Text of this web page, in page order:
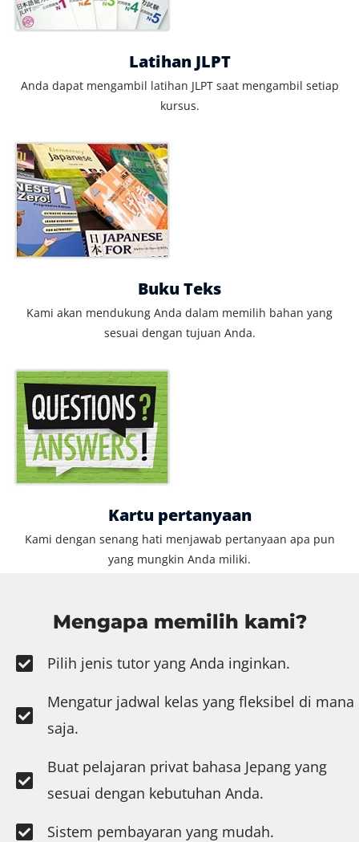
Latihan JLPT
Anda dapat mengambil latihan JLPT saat mengambil setiap
kursus.
Buku Teks
Kami akan mendukung Anda dalam memilih bahan yang
sesuai dengan tujuan Anda.
Kartu pertanyaan
Kami dengan senang hati menjawab pertanyaan apa pun
yang mungkin Anda miliki.
Mengapa memilih kami?
Pilih jenis tutor yang Anda inginkan.
Mengatur jadwal kelas yang fleksibel di mana
saja.
Buat pelajaran privat bahasa Jepang yang
sesuai dengan kebutuhan Anda.
Sistem pembayaran yang mudah.